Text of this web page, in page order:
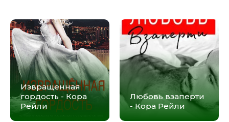
Извращенная
гордость - Кора
Рейли
Любовь взаперти
- Кора Рейли